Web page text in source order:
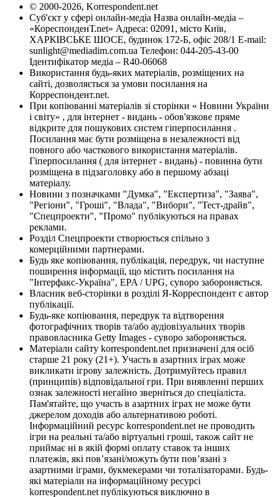
© 2000-2026, Korrespondent.net
Суб'єкт у сфері онлайн-медіа Назва онлайн-медіа –
«КореспонденТ.net» Адреса: 02091, місто Київ,
ХАРКІВСЬКЕ ШОСЕ, будинок 172-Б, офіс 208/1 E-mail:
sunlight@mediadim.com.ua Телефон: 044-205-43-00
Ідентифікатор медіа – R40-06068
Використання будь-яких матеріалів, розміщених на
сайті, дозволяється за умови посилання на
Корреспондент.net.
При копіюванні матеріалів зі сторінки « Новини України
і світу» , для інтернет - видань - обов'язкове пряме
відкрите для пошукових систем гіперпосилання .
Посилання має бути розміщена в незалежності від
повного або часткового використання матеріалів.
Гіперпосилання ( для інтернет - видань) - повинна бути
розміщена в підзаголовку або в першому абзаці
матеріалу.
Новини з позначками "Думка", "Експертиза", "Заява",
"Регіони", "Гроші", "Влада", "Вибори", "Тест-драйв",
"Спецпроекти", "Промо" публікуються на правах
реклами.
Розділ Спецпроекти створюється спільно з
комерційними партнерами.
Будь яке копіювання, публікація, передрук, чи наступне
поширення інформації, що містить посилання на
"Інтерфакс-Україна", EPA / UPG, суворо забороняється.
Власник веб-сторінки в розділі Я-Корреспондент є автор
публікації.
Будь-яке копіювання, передрук та відтворення
фотографічних творів та/або аудіовізуальних творів
правовласника Getty Images - суворо забороняється.
Матеріали сайту korrespondent.net призначені для осіб
старше 21 року (21+). Участь в азартних іграх може
викликати ігрову залежність. Дотримуйтесь правил
(принципів) відповідальної гри. При виявленні перших
ознак залежності негайно зверніться до спеціаліста.
Пам'ятайте, що участь в азартних іграх не може бути
джерелом доходів або альтернативою роботі.
Інформаційний ресурс korrespondent.net не проводить
ігри на реальні та/або віртуальні гроші, також сайт не
приймає ні в якій формі оплату ставок та інших
платежів, які пов’язані/можуть бути пов’язані з
азартними іграми, букмекерами чи тоталізаторами. Будь-
які матеріали на інформаційному ресурсі
korrespondent.net публікуються виключно в